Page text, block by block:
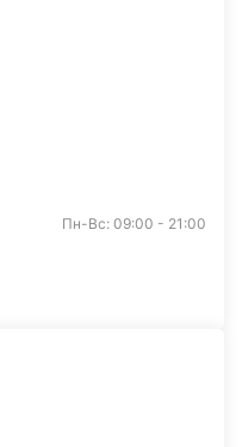
Пн-Вс: 09:00 - 21:00